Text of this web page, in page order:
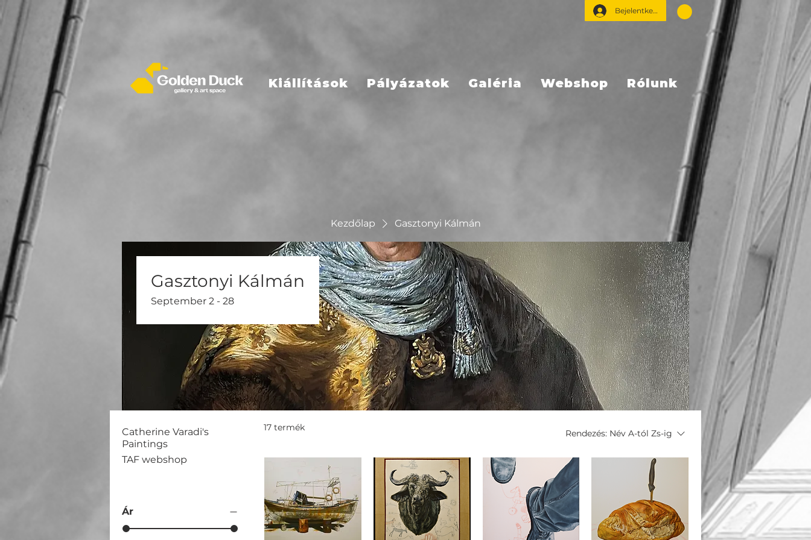
Bejelentkezés
Kiállítások Pályázatok Galéria Webshop Rólunk
Kezdőlap Gasztonyi Kálmán
Gasztonyi Kálmán
September 2 - 28
Catherine Varadi's
Paintings
TAF webshop
Ár
17 termék
Rendezés: Név A-tól Zs-ig